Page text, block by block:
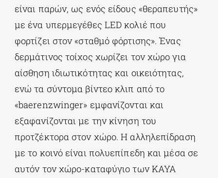
είναι παρών, ως ενός είδους «θεραπευτής»
με ένα υπερμεγέθες LED κολιέ που
φορτίζει στον «σταθμό φόρτισης». Ένας
δερμάτινος τοίχος χωρίζει τον χώρο για
αίσθηση ιδιωτικότητας και οικειότητας,
ενώ τα σύντομα βίντεο κλιπ από το
«baerenzwinger» εμφανίζονται και
εξαφανίζονται με την κίνηση του
προτζέκτορα στον χώρο. Η αλληλεπίδραση
με το κοινό είναι πολυεπίπεδη και μέσα σε
αυτόν τον χώρο-καταφύγιο των KAYA